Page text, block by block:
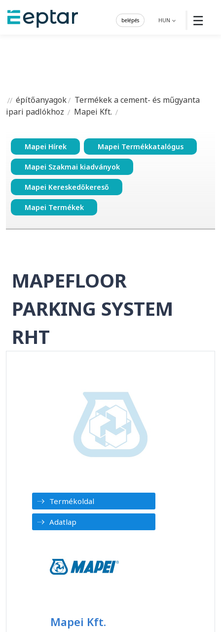
☰
HUN
belépés
építőanyagok
Termékek a cement- és műgyanta
ipari padlókhoz
Mapei Kft.
Mapei Hírek Mapei Termékkatalógus
Mapei Szakmai kiadványok
Mapei Kereskedőkereső
Mapei Termékek
MAPEFLOOR
PARKING SYSTEM
RHT
Termékoldal
Adatlap
Mapei Kft.